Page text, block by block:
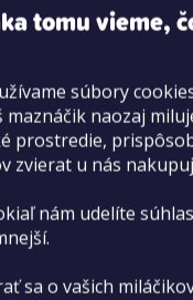
tomu vieme,
súbory
naozaj
prostredie,
zvierat u nás
nám udelíte
sa o vašich